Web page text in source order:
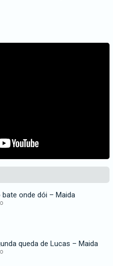
onde dói – Maida
queda de Lucas – Maida